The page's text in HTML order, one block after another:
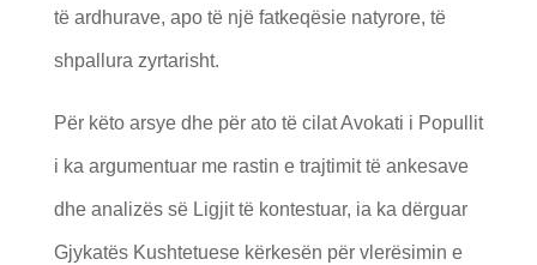
të ardhurave, apo të një fatkeqësie natyrore, të
shpallura zyrtarisht.
Për këto arsye dhe për ato të cilat Avokati i Popullit
i ka argumentuar me rastin e trajtimit të ankesave
dhe analizës së Ligjit të kontestuar, ia ka dërguar
Gjykatës Kushtetuese kërkesën për vlerësimin e